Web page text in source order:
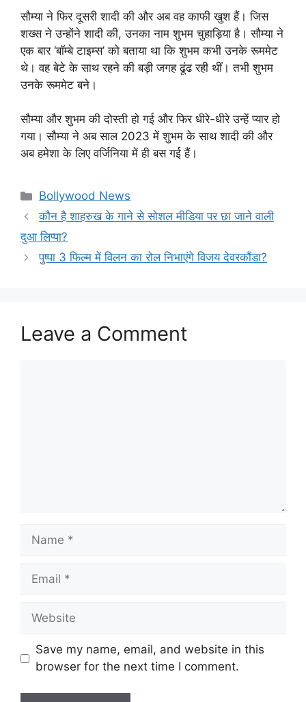
सौम्या ने फिर दूसरी शादी की और अब वह काफी खुश हैं। जिस
शख्स ने उन्होंने शादी की, उनका नाम शुभम चुहाड़िया है। सौम्या ने
एक बार ‘बॉम्बे टाइम्स’ को बताया था कि शुभम कभी उनके रूममेट
थे। वह बेटे के साथ रहने की बड़ी जगह ढूंढ रही थीं। तभी शुभम
उनके रूममेट बने।
सौम्या और शुभम की दोस्ती हो गई और फिर धीरे-धीरे उन्हें प्यार हो
गया। सौम्या ने अब साल 2023 में शुभम के साथ शादी की और
अब हमेशा के लिए वर्जिनिया में ही बस गई हैं।
Categories
Bollywood News
कौन है शाहरुख के गाने से सोशल मीडिया पर छा जाने वाली
दुआ लिप्पा?
पुष्पा 3 फिल्म में विलन का रोल निभाएंगे विजय देवरकौंडा?
Leave a Comment
Name
Email
Website
Save my name, email, and website in this
browser for the next time I comment.